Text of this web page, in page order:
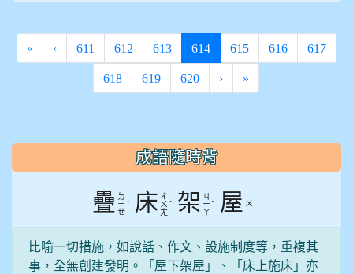
« ‹ 611 612 613 614(current)
615 616 617
618 619 620 › »
::: 成語隨時背
疊 ㄉ
ㄧ
ㄝ
ˊ 床 ㄔ
ㄨ
ㄤ
ˊ 架 ㄐ
ㄧ
ㄚ
ˋ 屋 ㄨ
比喻一切措施，如說話、作文、設施制度等，重複其
事，全無創建發明。「屋下架屋」、「床上施床」亦